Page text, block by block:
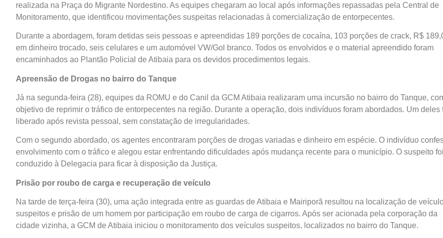
realizada na Praça do Migrante Nordestino. As equipes chegaram ao local após informações repassadas pela Central de
Monitoramento, que identificou movimentações suspeitas relacionadas à comercialização de entorpecentes.
Durante a abordagem, foram detidas seis pessoas e apreendidas 189 porções de cocaína, 103 porções de crack, R$
em dinheiro trocado, seis celulares e um automóvel VW/Gol branco. Todos os envolvidos e o material apreendido foram
encaminhados ao Plantão Policial de Atibaia para os devidos procedimentos legais.
Apreensão de Drogas no bairro do Tanque
Já na segunda-feira (28), equipes da ROMU e do Canil da GCM Atibaia realizaram uma incursão no bairro do Tanque,
objetivo de reprimir o tráfico de entorpecentes na região. Durante a operação, dois indivíduos foram abordados. Um deles
liberado após revista pessoal, sem constatação de irregularidades.
Com o segundo abordado, os agentes encontraram porções de drogas variadas e dinheiro em espécie. O indivíduo
envolvimento com o tráfico e alegou estar enfrentando dificuldades após mudança recente para o município. O suspeito
conduzido à Delegacia para ficar à disposição da Justiça.
Prisão por roubo de carga e recuperação de veículo
Na tarde de terça-feira (30), uma ação integrada entre as guardas de Atibaia e Mairiporã resultou na localização de
suspeitos e prisão de um homem por participação em roubo de carga de cigarros. Após ser acionada pela corporação da
cidade vizinha, a GCM de Atibaia iniciou o monitoramento dos veículos suspeitos, localizados no bairro do Tanque.